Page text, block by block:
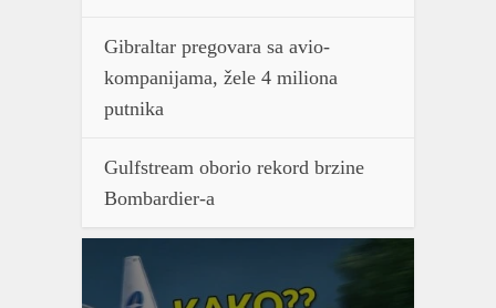
Gibraltar pregovara sa avio-
kompanijama, žele 4 miliona
putnika
Gulfstream oborio rekord brzine
Bombardier-a